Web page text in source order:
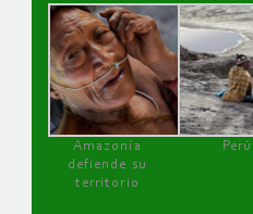
Amazonía
defiende su
territorio
Perú